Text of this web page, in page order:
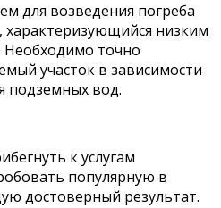
для возведения погреба
характеризующийся низким
Необходимо точно
участок в зависимости
подземных вод.
к услугам
популярную в
достоверный результат.